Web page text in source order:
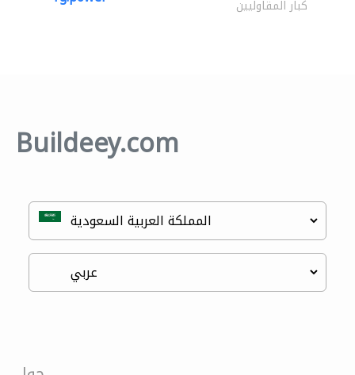
كبار المقاوليين
Buildeey.com